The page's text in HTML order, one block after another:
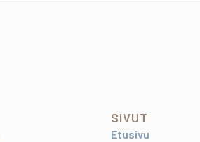
SIVUT
Etusivu